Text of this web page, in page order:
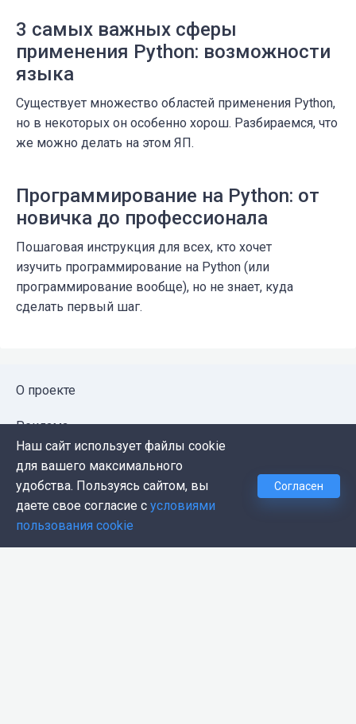
3 самых важных сферы
применения Python: возможности
языка
Существует множество областей применения Python,
но в некоторых он особенно хорош. Разбираемся, что
же можно делать на этом ЯП.
Программирование на Python: от
новичка до профессионала
Пошаговая инструкция для всех, кто хочет
изучить программирование на Python (или
программирование вообще), но не знает, куда
сделать первый шаг.
О проекте
Реклама
Публичная оферта
Политика конфиденциальности
Контакты
Наш сайт использует файлы cookie
для вашего максимального
удобства. Пользуясь сайтом, вы
даете свое согласие с условиями
пользования cookie
Согласен